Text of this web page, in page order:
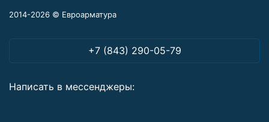
2014-2026 © Евроарматура
+7 (843) 290-05-79
Написать в мессенджеры: